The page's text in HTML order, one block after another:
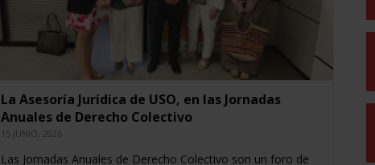
La Asesoría Jurídica de USO, en las Jornadas
Anuales de Derecho Colectivo
15 JUNIO, 2026
Las Jornadas Anuales de Derecho Colectivo son un foro de